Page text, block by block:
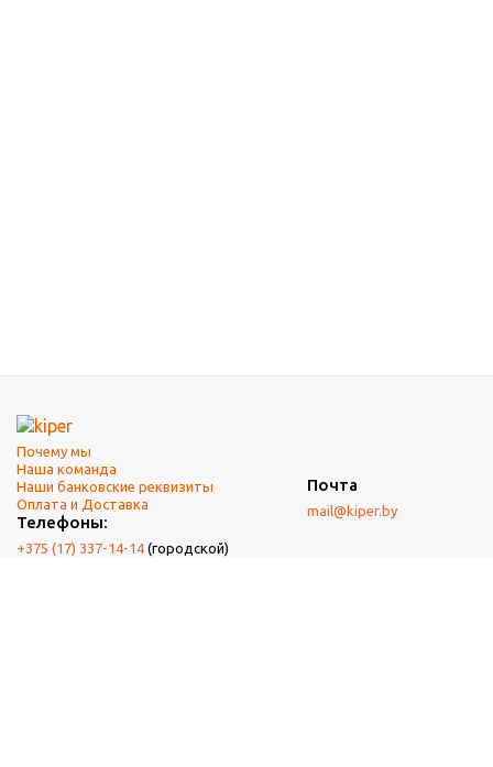
Почему мы
Наша команда
Наши банковские реквизиты
Оплата и Доставка
Телефоны:
+375 (17) 337-14-14 (городской)
Почта
mail@kiper.by